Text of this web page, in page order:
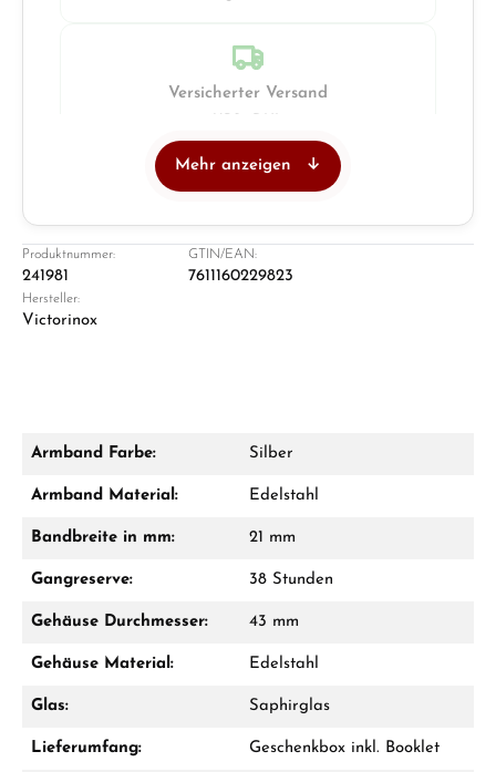
Versicherter Versand
Ladengeschäft in Solingen
Damon Reiners
WhatsApp Chat
Mehr anzeigen
Produktnummer:
241981
GTIN/EAN:
7611160229823
Hersteller:
Victorinox
Armband Farbe: Silber
Armband Material: Edelstahl
Bandbreite in mm: 21 mm
Gangreserve: 38 Stunden
Gehäuse Durchmesser: 43 mm
Gehäuse Material: Edelstahl
Glas: Saphirglas
Lieferumfang: Geschenkbox inkl. Booklet